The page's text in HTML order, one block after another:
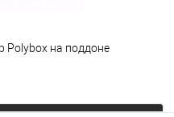
Polyboх на поддоне